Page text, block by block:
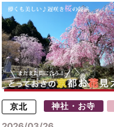
京北 神社・お寺